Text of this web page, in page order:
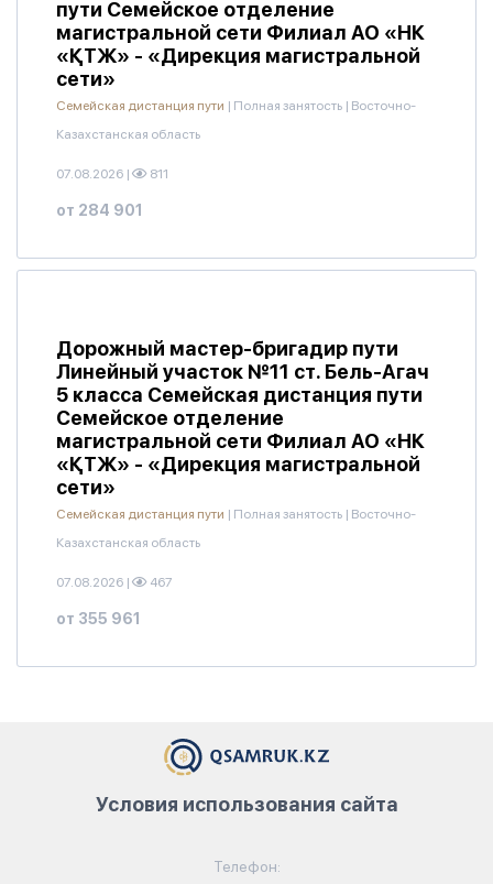
пути Семейское отделение
магистральной сети Филиал АО «НК
«ҚТЖ» - «Дирекция магистральной
сети»
Семейская дистанция пути | Полная занятость | Восточно-
Казахстанская область
07.08.2026 | 811
от 284 901
Дорожный мастер-бригадир пути
Линейный участок №11 ст. Бель-Агач
5 класса Семейская дистанция пути
Семейское отделение
магистральной сети Филиал АО «НК
«ҚТЖ» - «Дирекция магистральной
сети»
Семейская дистанция пути | Полная занятость | Восточно-
Казахстанская область
07.08.2026 | 467
от 355 961
Телефон:
Условия использования сайта